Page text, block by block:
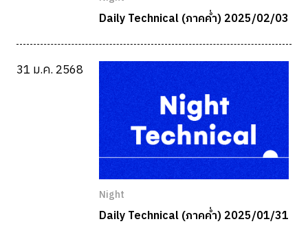
Daily Technical (ภาคค่ำ) 2025/02/03
31 ม.ค. 2568
Night
Daily Technical (ภาคค่ำ) 2025/01/31